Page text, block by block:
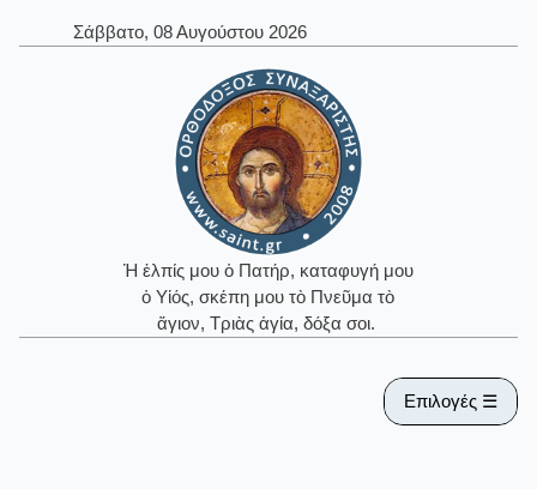
Σάββατο, 08 Αυγούστου 2026
Ἡ ἐλπίς μου ὁ Πατήρ, καταφυγή μου
ὁ Υἱός, σκέπη μου τὸ Πνεῦμα τὸ
ἅγιον, Τριὰς ἁγία, δόξα σοι.
Επιλογές ☰